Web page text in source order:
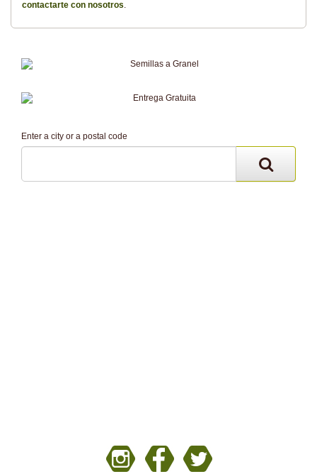
contactarte con nosotros
Enter a city or a postal code